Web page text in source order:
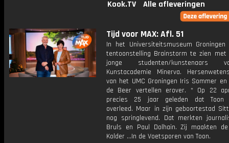
Kook.TV
Alle afleveringen
Tijd voor MAX: Afl. 51
In het Universiteitsmuseum
tentoonstelling Brainstorm te zien met
jonge studenten/kunstenaars
Kunstacademie Minerva.
van het UMC Groningen Iris Sommer en
de Beer vertellen erover. * Op 22
precies 25 jaar geleden dat Toon
overleed. Maar in zijn geboortestad
nog springlevend. Dat merkten
Bruls en Paul Dolhain. Zij maakten
Kolder ...In de Voetsporen van Toon.